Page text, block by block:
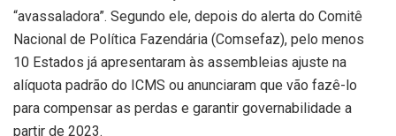
“avassaladora”. Segundo ele, depois do alerta do Comitê
Nacional de Política Fazendária (Comsefaz), pelo menos
10 Estados já apresentaram às assembleias ajuste na
alíquota padrão do ICMS ou anunciaram que vão fazê-lo
para compensar as perdas e garantir governabilidade a
partir de 2023.